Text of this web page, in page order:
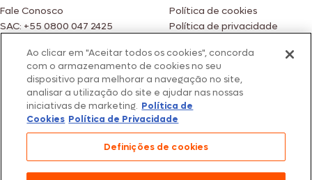
Fale Conosco
SAC: +55 0800 047 2425
Política de cookies
Política de privacidade
Fotos meramente ilustrativas | Ofertas válidas enquanto durarem os
estoques dos nossos parceiros | Vendas sujeitas a análise e confirmação
de dados.
Os preços, promoções e condições de pagamento são válidos
exclusivamente para compras efetuadas em nossos parceiros.
Todos os produtos estão sujeitos a disponibilidade de estoque.
São Paulo/SP – CEP 05.118-100
© 2026 Seara. Todos os direitos reservados
Ao clicar em "Aceitar todos os cookies", concorda
com o armazenamento de cookies no seu
dispositivo para melhorar a navegação no site,
analisar a utilização do site e ajudar nas nossas
iniciativas de marketing. Política de
Cookies Política de Privacidade
Definições de cookies